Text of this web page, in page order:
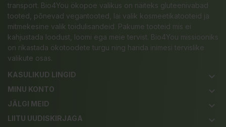
transport. Bio4You ökopoe valikus on näiteks gluteenivabad
tooted, põnevad vegantooted, lai valik kosmeetikatooteid ja
mitmekesine valik toidulisandeid. Pakume tooteid mis ei
kahjustada loodust, loomi ega meie tervist. Bio4You missiooniks
on rikastada ökotoodete turgu ning harida inimesi tervislike
valikute osas.
KASULIKUD LINGID
keyboard_arrow_down
MINU KONTO keyboard_arrow_down
JÄLGI MEID keyboard_arrow_down
LIITU UUDISKIRJAGA keyboard_arrow_down